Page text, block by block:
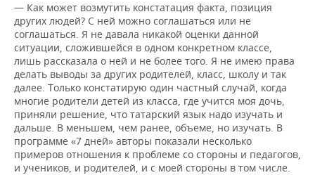
— Как может возмутить констатация факта, позиция
других людей? С ней можно соглашаться или не
соглашаться. Я не давала никакой оценки данной
ситуации, сложившейся в одном конкретном классе,
лишь рассказала о ней и не более того. Я не имею права
делать выводы за других родителей, класс, школу и так
далее. Только констатирую один частный случай, когда
многие родители детей из класса, где учится моя дочь,
приняли решение, что татарский язык надо изучать и
дальше. В меньшем, чем ранее, объеме, но изучать. В
программе «7 дней» авторы показали несколько
примеров отношения к проблеме со стороны и педагогов,
и учеников, и родителей, и с моей стороны в том числе.